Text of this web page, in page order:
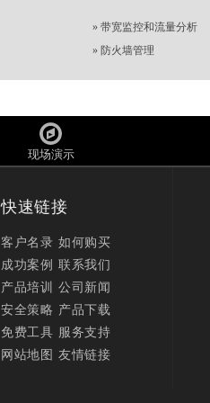
» 带宽监控和流量分析
» 防火墙管理
现场演示
快速链接
客户名录
成功案例
产品培训
安全策略
免费工具
网站地图
如何购买
联系我们
公司新闻
产品下载
服务支持
友情链接